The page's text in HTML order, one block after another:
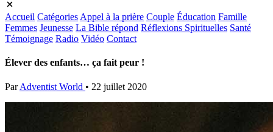
Accueil Catégories Appel à la prière Couple Éducation Famille
Femmes Jeunesse La Bible répond Réflexions Spirituelles Santé
Témoignage Radio Vidéo Contact
Élever des enfants… ça fait peur !
Par Adventist World • 22 juillet 2020